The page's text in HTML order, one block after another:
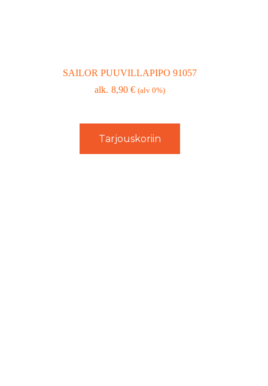
SAILOR PUUVILLAPIPO 91057
8,90€ (alv 0%)
Tarjouskoriin